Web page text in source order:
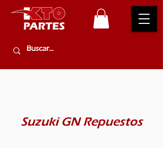
Suzuki GN Repuestos